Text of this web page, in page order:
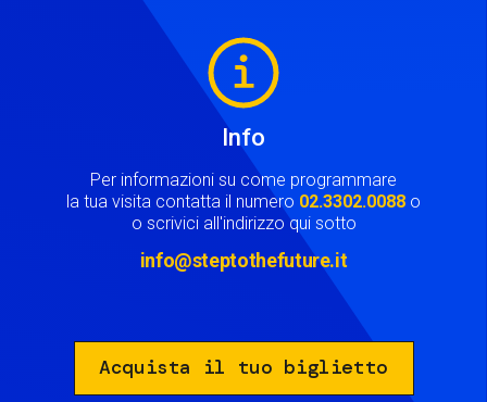
Info
Per informazioni su come programmare
la tua visita contatta il numero 02.3302.0088 o
o scrivici all'indirizzo qui sotto
info@steptothefuture.it
Acquista il tuo biglietto